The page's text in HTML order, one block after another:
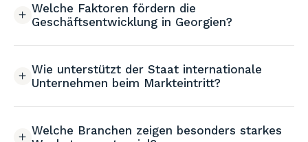
Welche Faktoren fördern die
Geschäftsentwicklung in Georgien?
Wie unterstützt der Staat internationale
Unternehmen beim Markteintritt?
Welche Branchen zeigen besonders starkes